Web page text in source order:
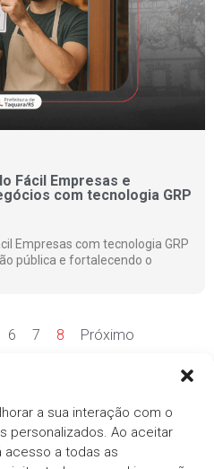
a sua interação com o
personalizados. Ao aceitar
a todas as
Fácil Empresas e
com tecnologia GRP
Empresas com tecnologia GRP
pública e fortalecendo o
6 7 8 Próximo